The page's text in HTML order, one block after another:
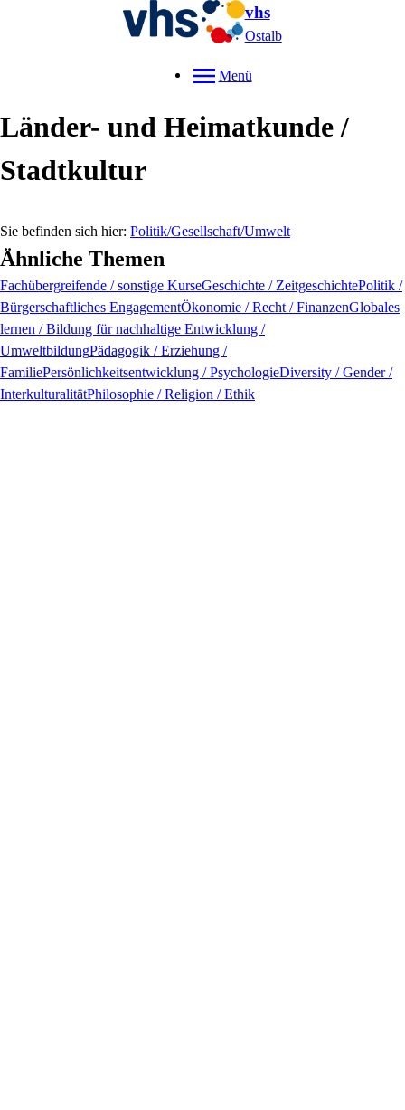
vhs
Ostalb
Menü
Länder- und Heimatkunde /
Stadtkultur
Politik/Gesellschaft/Umwelt
Ähnliche Themen
Fachübergreifende / sonstige KurseGeschichte / ZeitgeschichtePolitik /
Bürgerschaftliches EngagementÖkonomie / Recht / FinanzenGlobales
lernen / Bildung für nachhaltige Entwicklung /
UmweltbildungPädagogik / Erziehung /
FamiliePersönlichkeitsentwicklung / PsychologieDiversity / Gender /
InterkulturalitätPhilosophie / Religion / Ethik